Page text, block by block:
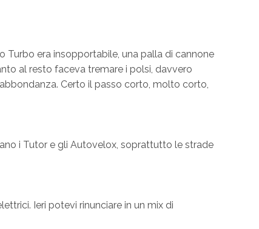
Turbo era insopportabile, una palla di cannone
al resto faceva tremare i polsi, davvero
Certo il passo corto, molto corto,
i Tutor e gli Autovelox, soprattutto le strade
Ieri potevi rinunciare in un mix di